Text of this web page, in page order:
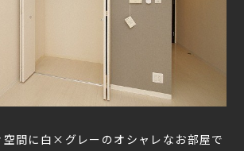
空間に白×グレーのオシャレなお部屋で